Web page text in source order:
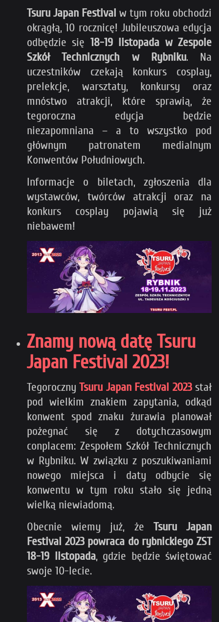
Tsuru Japan Festival w tym roku obchodzi
okrągłą, 10 rocznicę! Jubileuszowa edycja
odbędzie się 18-19 listopada w Zespole
Szkół Technicznych w Rybniku. Na
uczestników czekają konkurs cosplay,
prelekcje, warsztaty, konkursy oraz
mnóstwo atrakcji, które sprawią, że
tegoroczna edycja będzie
niezapomniana – a to wszystko pod
głównym patronatem medialnym
Konwentów Południowych.
Informacje o biletach, zgłoszenia dla
wystawców, twórców atrakcji oraz na
konkurs cosplay pojawią się już
niebawem!
Znamy nową datę Tsuru
Japan Festival 2023!
TegorocznyTsuru Japan Festival 2023stał
pod wielkim znakiem zapytania, odkąd
konwent spod znaku żurawia planował
pożegnać się z dotychczasowym
conplacem: Zespołem Szkół Technicznych
w Rybniku. W związku z poszukiwaniami
nowego miejsca i daty odbycie się
konwentu w tym roku stało się jedną
wielką niewiadomą.
Obecnie wiemy już, że Tsuru Japan
Festival 2023 powraca do rybnickiego ZST
18-19 listopada, gdzie będzie świętować
swoje 10-lecie.